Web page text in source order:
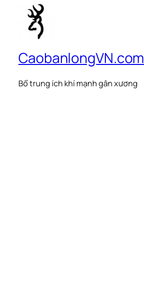
CaobanlongVN.com
Bổ trung ích khí mạnh gân xương